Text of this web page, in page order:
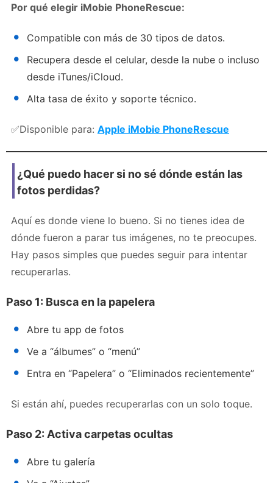
Por qué elegir iMobie PhoneRescue:
Compatible con más de 30 tipos de datos.
Recupera desde el celular, desde la nube o incluso
desde iTunes/iCloud.
Alta tasa de éxito y soporte técnico.
✅Disponible para: Apple iMobie PhoneRescue
¿Qué puedo hacer si no sé dónde están las
fotos perdidas?
Aquí es donde viene lo bueno. Si no tienes idea de
dónde fueron a parar tus imágenes, no te preocupes.
Hay pasos simples que puedes seguir para intentar
recuperarlas.
Paso 1: Busca en la papelera
Abre tu app de fotos
Ve a “álbumes” o “menú”
Entra en “Papelera” o “Eliminados recientemente”
Si están ahí, puedes recuperarlas con un solo toque.
Paso 2: Activa carpetas ocultas
Abre tu galería